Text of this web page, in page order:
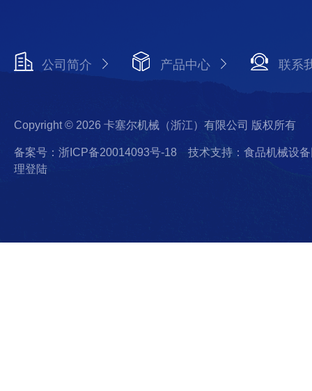
公司简介 产品中心 联系
Copyright © 2026 卡塞尔机械（浙江）有限公司 版权所有
备案号：浙ICP备20014093号-18
技术支持：食品机械设
理登陆